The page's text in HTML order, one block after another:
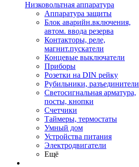
Низковольтная аппаратура
Аппаратура защиты
Блок аварийн.включения,
автом. ввода резерва
Контакторы, реле,
магнит.пускатели
Концевые выключатели
Приборы
Розетки на DIN рейку
Рубильники, разъединители
Светосигнальная арматура,
посты, кнопки
Счетчики
Таймеры, термостаты
Умный дом
Устройства питания
Электродвигатели
Ещё